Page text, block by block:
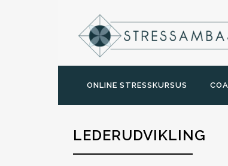
ONLINE STRESSKURSUS
LEDERUDVIKLING